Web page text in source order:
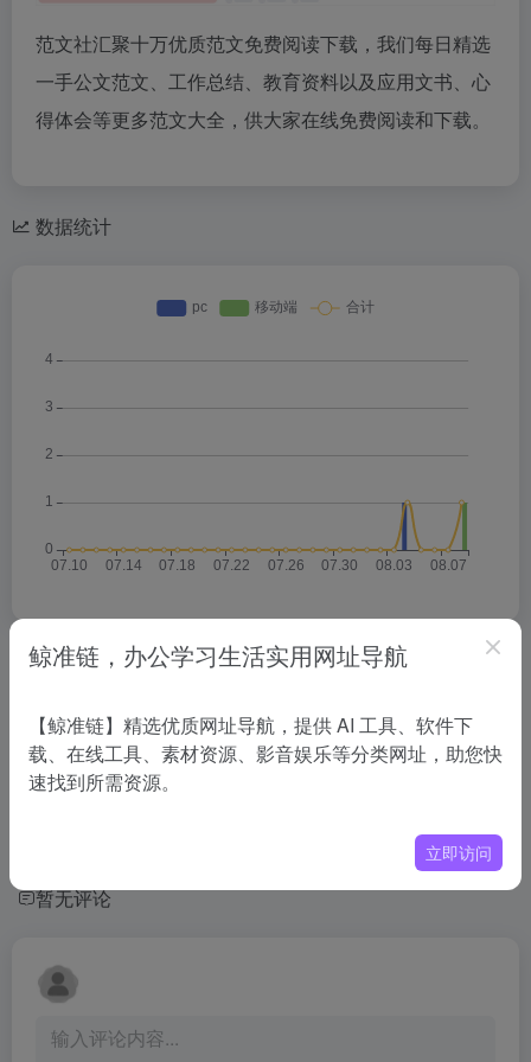
范文社汇聚十万优质范文免费阅读下载，我们每日精选
一手公文范文、工作总结、教育资料以及应用文书、心
得体会等更多范文大全，供大家在线免费阅读和下载。
数据统计
相关导航
没有相关内容!
暂无评论
鲸准链，办公学习生活实用网址导航
【鲸准链】精选优质网址导航，提供 AI 工具、软件下
载、在线工具、素材资源、影音娱乐等分类网址，助您快
速找到所需资源。
立即访问